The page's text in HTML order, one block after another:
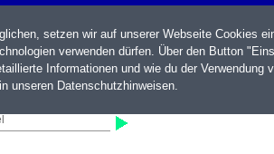
setzen wir auf unserer Webseite Cookies
verwenden dürfen. Über den Button
Informationen und wie du der Verwendung
unseren Datenschutzhinweisen.